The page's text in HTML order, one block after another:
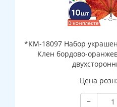
*КМ-18097 Набор
Клен бордово-
Цена розн:
−